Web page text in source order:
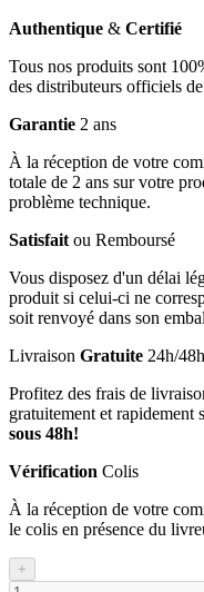
Authentique & Certifié
Tous nos produits sont
des distributeurs officiels
Garantie 2 ans
À la réception de votre
totale de 2 ans sur votre
problème technique.
Satisfait ou Remboursé
Vous disposez d'un délai
produit si celui-ci ne
soit renvoyé dans son
Livraison Gratuite 24h/48h
Profitez des frais de
gratuitement et rapidement
sous 48h!
Vérification Colis
À la réception de votre
le colis en présence du
+